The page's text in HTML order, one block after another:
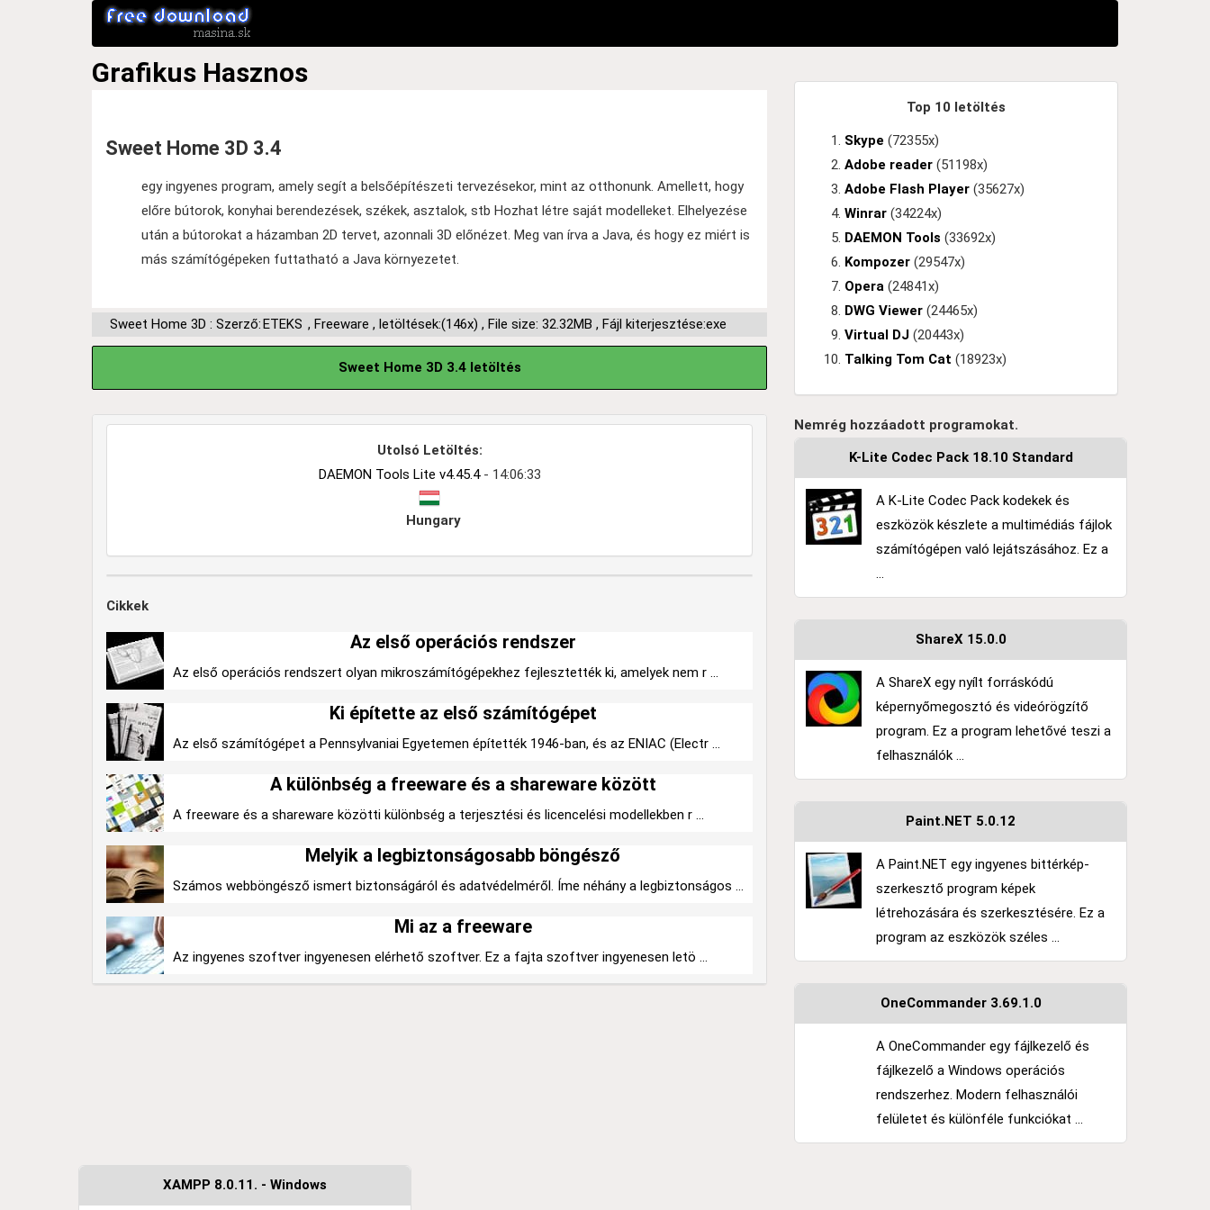
Grafikus Hasznos
Sweet Home 3D 3.4
egy ingyenes program, amely segít a belsőépítészeti tervezésekor, mint az otthonunk. Amellett, hogy
előre bútorok, konyhai berendezések, székek, asztalok, stb Hozhat létre saját modelleket. Elhelyezése
után a bútorokat a házamban 2D tervet, azonnali 3D előnézet. Meg van írva a Java, és hogy ez miért is
más számítógépeken futtatható a Java környezetet.
Sweet Home 3D : Szerző:ETEKS , Freeware , letöltések:(146x) , File size: 32.32MB , Fájl kiterjesztése:exe
Sweet Home 3D 3.4 letöltés
Utolsó Letöltés:
DAEMON Tools Lite v4.45.4- 14:06:33
Hungary
Cikkek
Az első operációs rendszer
Az első operációs rendszert olyan mikroszámítógépekhez fejlesztették ki, amelyek nem r ...
Ki építette az első számítógépet
Az első számítógépet a Pennsylvaniai Egyetemen építették 1946-ban, és az ENIAC (Electr ...
A különbség a freeware és a shareware között
A freeware és a shareware közötti különbség a terjesztési és licencelési modellekben r ...
Melyik a legbiztonságosabb böngésző
Számos webböngésző ismert biztonságáról és adatvédelméről. Íme néhány a legbiztonságos ...
Mi az a freeware
Az ingyenes szoftver ingyenesen elérhető szoftver. Ez a fajta szoftver ingyenesen letö ...
Top 10 letöltés
Skype (72355x)
Adobe reader (51198x)
Adobe Flash Player (35627x)
Winrar (34224x)
DAEMON Tools (33692x)
Kompozer (29547x)
Opera (24841x)
DWG Viewer (24465x)
Virtual DJ (20443x)
Talking Tom Cat (18923x)
Nemrég hozzáadott programokat.
K-Lite Codec Pack 18.10 Standard
A K-Lite Codec Pack kodekek és
eszközök készlete a multimédiás fájlok
számítógépen való lejátszásához. Ez a
...
ShareX 15.0.0
A ShareX egy nyílt forráskódú
képernyőmegosztó és videórögzítő
program. Ez a program lehetővé teszi a
felhasználók ...
Paint.NET 5.0.12
A Paint.NET egy ingyenes bittérkép-
szerkesztő program képek
létrehozására és szerkesztésére. Ez a
program az eszközök széles ...
OneCommander 3.69.1.0
A OneCommander egy fájlkezelő és
fájlkezelő a Windows operációs
rendszerhez. Modern felhasználói
felületet és különféle funkciókat ...
XAMPP 8.0.11. - Windows